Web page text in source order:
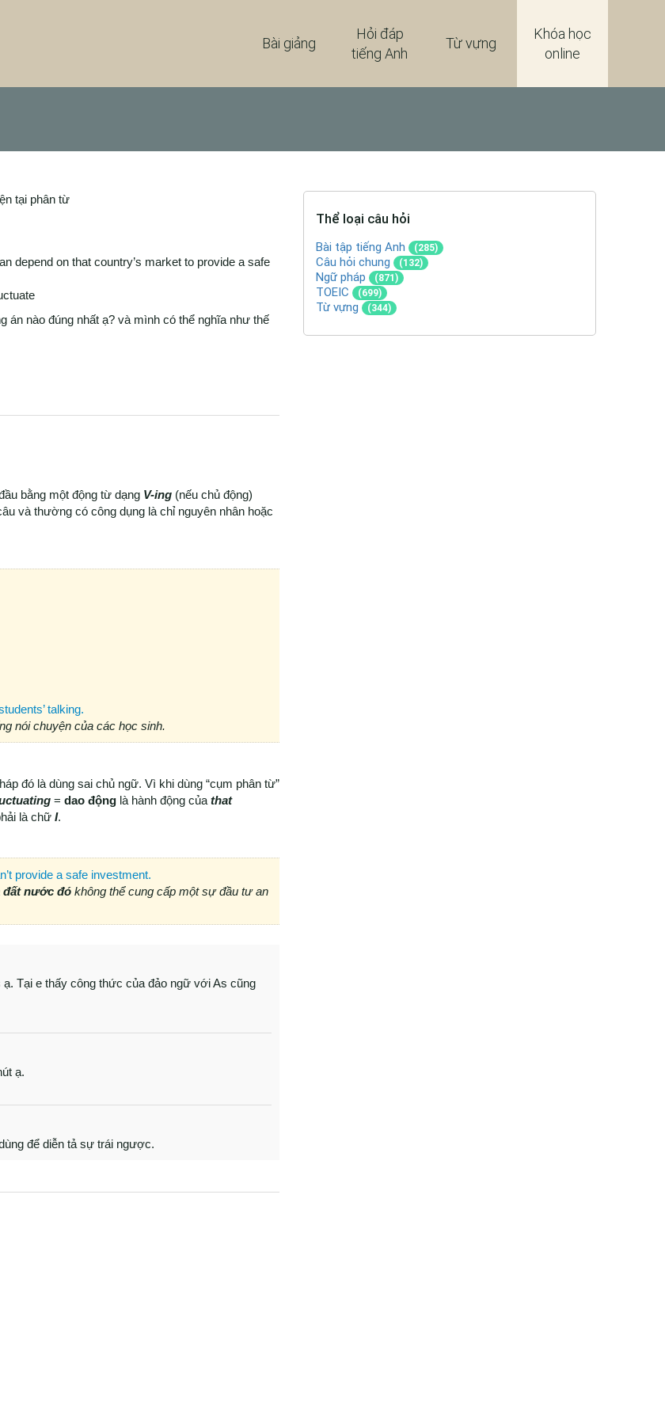
Khóa học
online
Từ vựng
Hỏi đáp
tiếng Anh
Bài giảng
tại phân từ
on that country’s market to provide a safe
nào đúng nhất ạ? và mình có thể nghĩa như thế
bằng một động từ dạng V-ing (nếu chủ động)
và thường có công dụng là chỉ nguyên nhân hoặc
talking.
nói chuyện của các học sinh.
đó là dùng sai chủ ngữ. Vì khi dùng “cụm phân từ”
= dao động là hành động của that
là chữ I.
provide a safe investment.
nước đó không thể cung cấp một sự đầu tư an
Tại e thấy công thức của đảo ngữ với As cũng
ạ.
để diễn tả sự trái ngược.
Thể loại câu hỏi
Bài tập tiếng Anh (285)
Câu hỏi chung (132)
Ngữ pháp (871)
TOEIC (699)
Từ vựng (344)